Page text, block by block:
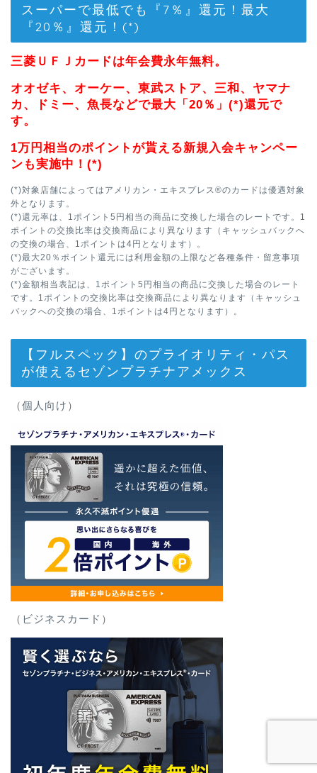
スーパーで最低でも『7％』還元！最大
『20％』還元！(*)
三菱ＵＦＪカードは年会費永年無料。
オオゼキ、オーケー、東武ストア、三和、ヤマナ
カ、ドミー、魚長などで最大「20％」(*)還元で
す。
1万円相当のポイントが貰える新規入会キャンペー
ンも実施中！(*)
(*)対象店舗によってはアメリカン・エキスプレス®のカードは優遇対象
外となります。
(*)還元率は、1ポイント5円相当の商品に交換した場合のレートです。1
ポイントの交換比率は交換商品により異なります（キャッシュバックへ
の交換の場合、1ポイントは4円となります）。
(*)最大20％ポイント還元には利用金額の上限など各種条件・留意事項
がございます。
(*)金額相当表記は、1ポイント5円相当の商品に交換した場合のレート
です。1ポイントの交換比率は交換商品により異なります（キャッシュ
バックへの交換の場合、1ポイントは4円となります）。
【フルスペック】のプライオリティ・パス
が使えるセゾンプラチナアメックス
（個人向け）
（ビジネスカード）